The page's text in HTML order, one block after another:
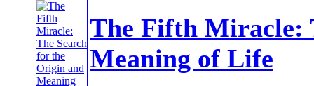
The Fifth Miracle:
Meaning of Life